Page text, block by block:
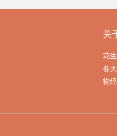
关
花
各
物